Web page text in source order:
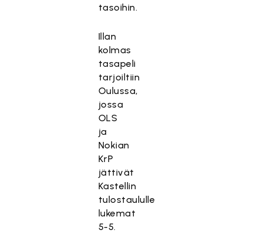
tasoihin.
Illan
kolmas
tasapeli
tarjoiltiin
Oulussa,
jossa
OLS
ja
Nokian
KrP
jättivät
Kastellin
tulostaululle
lukemat
5-5.